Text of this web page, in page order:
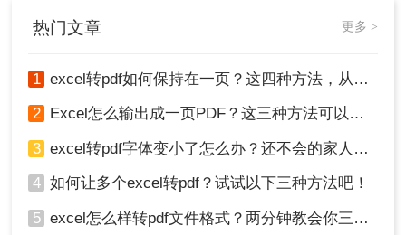
看。热门文章 更多 >
1 excel转pdf如何保持在一页？这四种方法，从此再也不用分页困扰你！
2 Excel怎么输出成一页PDF？这三种方法可以解决！
3 excel转pdf字体变小了怎么办？还不会的家人们快进来看
4 如何让多个excel转pdf？试试以下三种方法吧！
5 excel怎么样转pdf文件格式？两分钟教会你三种方法